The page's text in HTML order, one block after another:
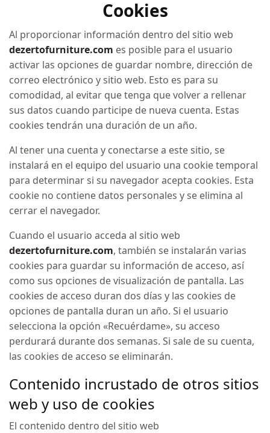
Cookies
Al proporcionar información dentro del sitio web
dezertofurniture.com es posible para el usuario
activar las opciones de guardar nombre, dirección de
correo electrónico y sitio web. Esto es para su
comodidad, al evitar que tenga que volver a rellenar
sus datos cuando participe de nueva cuenta. Estas
cookies tendrán una duración de un año.
Al tener una cuenta y conectarse a este sitio, se
instalará en el equipo del usuario una cookie temporal
para determinar si su navegador acepta cookies. Esta
cookie no contiene datos personales y se elimina al
cerrar el navegador.
Cuando el usuario acceda al sitio web
dezertofurniture.com, también se instalarán varias
cookies para guardar su información de acceso, así
como sus opciones de visualización de pantalla. Las
cookies de acceso duran dos días y las cookies de
opciones de pantalla duran un año. Si el usuario
selecciona la opción «Recuérdame», su acceso
perdurará durante dos semanas. Si sale de su cuenta,
las cookies de acceso se eliminarán.
Contenido incrustado de otros sitios
web y uso de cookies
El contenido dentro del sitio web